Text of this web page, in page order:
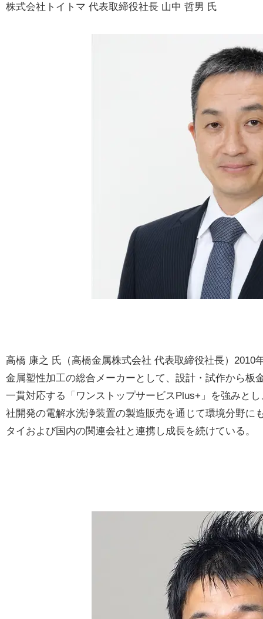
株式会社トイトマ 代表取締役社長 山中 哲男 氏
高橋 康之 氏（高橋金属株式会社 代表取締役社長）
金属塑性加工の総合メーカーとして、設計・試作から板
一貫対応する「ワンストップサービスPlus+」を強みと
社開発の電解水洗浄装置の製造販売を通じて環境分野に
タイおよび国内の関連会社と連携し成長を続けている。